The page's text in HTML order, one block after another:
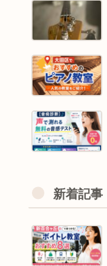
新着記事